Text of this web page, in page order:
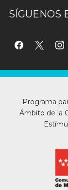
SÍGUENOS
facebook
x
Programa
Ámbito de la